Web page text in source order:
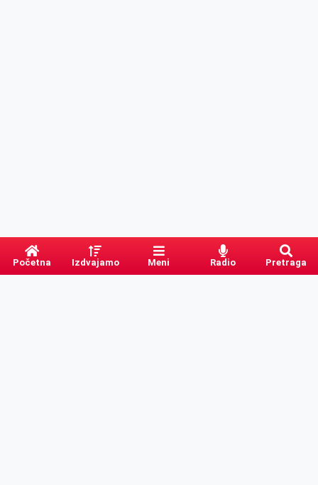
Početna Izdvajamo Meni Radio Pretraga